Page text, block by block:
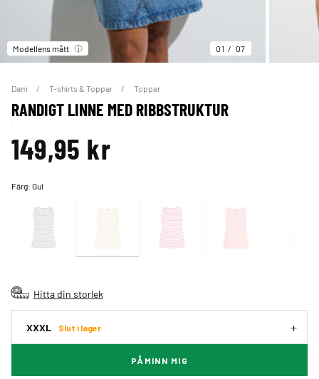
Modellens mått 01 07
Dam T-shirts & Toppar Toppar
RANDIGT LINNE MED RIBBSTRUKTUR
149,95 kr
Färg:Gul
Hitta din storlek
XXXL Slut i lager
PÅMINN MIG